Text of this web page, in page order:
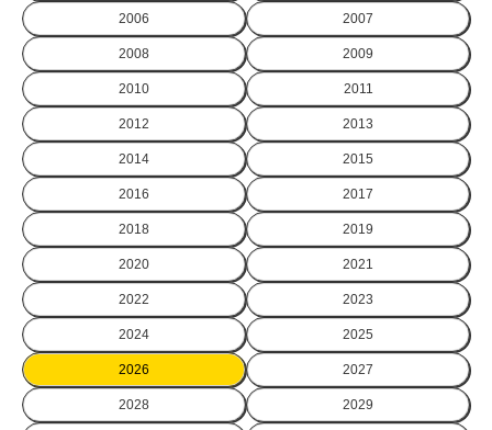
2006 2007
2008 2009
2010 2011
2012 2013
2014 2015
2016 2017
2018 2019
2020 2021
2022 2023
2024 2025
2026 2027
2028 2029